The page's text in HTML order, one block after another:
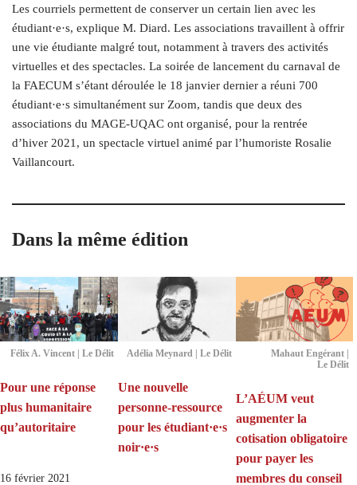
Les courriels permettent de conserver un certain lien avec les
étudiant·e·s, explique M. Diard. Les associations travaillent à offrir
une vie étudiante malgré tout, notamment à travers des activités
virtuelles et des spectacles. La soirée de lancement du carnaval de
la FAECUM s’étant déroulée le 18 janvier dernier a réuni 700
étudiant·e·s simultanément sur Zoom, tandis que deux des
associations du MAGE-UQAC ont organisé, pour la rentrée
d’hiver 2021, un spectacle virtuel animé par l’humoriste Rosalie
Vaillancourt.
Dans la même édition
Félix A. Vincent | Le Délit
Pour une réponse
plus humanitaire
qu’autoritaire
16 février 2021
Adélia Meynard | Le Délit
Une nouvelle
personne-ressource
pour les étudiant·e·s
noir·e·s
Mahaut Engérant |
Le Délit
L’AÉUM veut
augmenter la
cotisation obligatoire
pour payer les
membres du conseil